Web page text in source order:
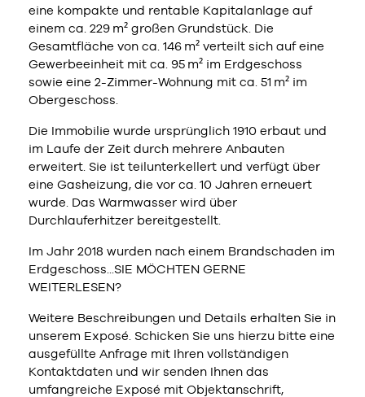
eine kompakte und rentable Kapitalanlage auf
einem ca. 229 m² großen Grundstück. Die
Gesamtfläche von ca. 146 m² verteilt sich auf eine
Gewerbeeinheit mit ca. 95 m² im Erdgeschoss
sowie eine 2-Zimmer-Wohnung mit ca. 51 m² im
Obergeschoss.
Die Immobilie wurde ursprünglich 1910 erbaut und
im Laufe der Zeit durch mehrere Anbauten
erweitert. Sie ist teilunterkellert und verfügt über
eine Gasheizung, die vor ca. 10 Jahren erneuert
wurde. Das Warmwasser wird über
Durchlauferhitzer bereitgestellt.
Im Jahr 2018 wurden nach einem Brandschaden im
Erdgeschoss...SIE MÖCHTEN GERNE
WEITERLESEN?
Weitere Beschreibungen und Details erhalten Sie in
unserem Exposé. Schicken Sie uns hierzu bitte eine
ausgefüllte Anfrage mit Ihren vollständigen
Kontaktdaten und wir senden Ihnen das
umfangreiche Exposé mit Objektanschrift,